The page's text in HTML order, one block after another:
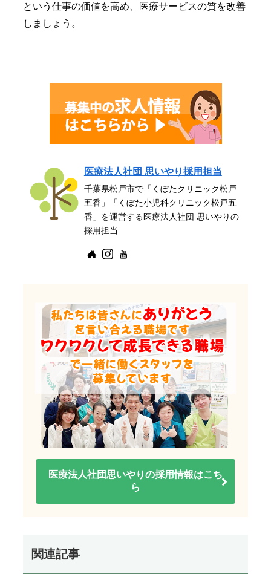
という仕事の価値を高め、医療サービスの質を改善
しましょう。
医療法人社団 思いやり採用担当
千葉県松戸市で「くぼたクリニック松戸
五香」「くぼた小児科クリニック松戸五
香」を運営する医療法人社団 思いやりの
採用担当
医療法人社団思いやりの採用情報はこち
ら
関連記事